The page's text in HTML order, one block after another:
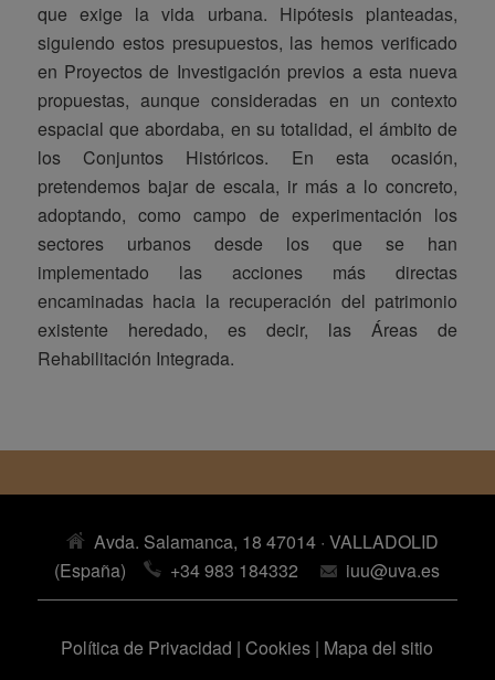
que exige la vida urbana. Hipótesis planteadas,
siguiendo estos presupuestos, las hemos verificado
en Proyectos de Investigación previos a esta nueva
propuestas, aunque consideradas en un contexto
espacial que abordaba, en su totalidad, el ámbito de
los Conjuntos Históricos. En esta ocasión,
pretendemos bajar de escala, ir más a lo concreto,
adoptando, como campo de experimentación los
sectores urbanos desde los que se han
implementado las acciones más directas
encaminadas hacia la recuperación del patrimonio
existente heredado, es decir, las Áreas de
Rehabilitación Integrada.
Avda. Salamanca, 18 47014 · VALLADOLID
(España)
+34 983 184332 iuu@uva.es
Política de Privacidad | Cookies | Mapa del sitio